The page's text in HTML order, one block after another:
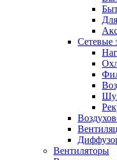
Сетевые
Вентиляторы